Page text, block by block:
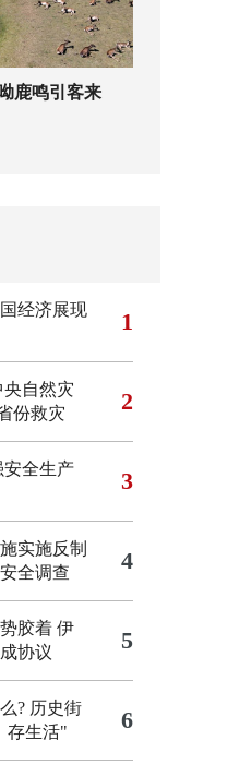
鹿鸣引客来
经济展现
1
央自然灾
份救灾
2
安全生产
3
实施反制
全调查
4
胶着 伊
协议
5
? 历史街
存生活"
6